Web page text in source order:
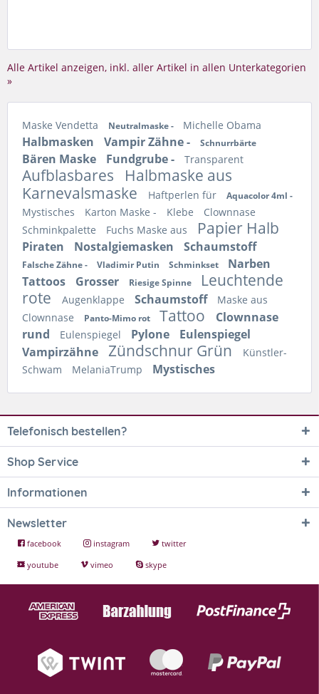
Alle Artikel anzeigen, inkl. aller Artikel in allen Unterkategorien
»
Maske Vendetta Neutralmaske - Michelle Obama
Halbmasken Vampir Zähne - Schnurrbärte
Bären Maske Fundgrube - Transparent
Aufblasbares
Halbmaske aus
Karnevalsmaske
Haftperlen für Aquacolor 4ml -
Mystisches Karton Maske - Klebe
Clownnase
Schminkpalette
Fuchs Maske aus Papier Halb
Piraten Nostalgiemasken Schaumstoff
Falsche Zähne - Vladimir Putin Schminkset
Narben
Tattoos
Grosser Riesige Spinne
Leuchtende
rote
Augenklappe Schaumstoff
Maske aus
Clownnase
Panto-Mimo rot Tattoo
Clownnase
rund
Eulenspiegel Pylone
Eulenspiegel
Vampirzähne
Zündschnur Grün
Künstler-
Schwam
MelaniaTrump Mystisches
Telefonisch bestellen?
Shop Service
Informationen
Newsletter
facebook instagram
twitter
youtube
vimeo skype